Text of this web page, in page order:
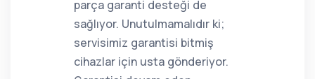
parça garanti desteği de
sağlıyor. Unutulmamalıdır ki;
servisimiz garantisi bitmiş
cihazlar için usta gönderiyor.